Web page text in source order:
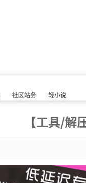
社区站务 轻小说
【工具/